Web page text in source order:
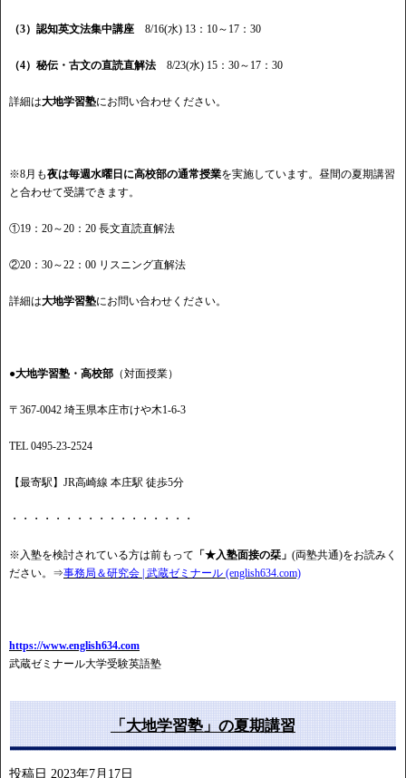
（3）認知英文法集中講座 8/16(水) 13：10～17：30
（4）秘伝・古文の直読直解法 8/23(水) 15：30～17：30
詳細は大地学習塾にお問い合わせください。
※8月も夜は毎週水曜日に高校部の通常授業を実施しています。昼間の夏期講習
と合わせて受講できます。
①19：20～20：20 長文直読直解法
②20：30～22：00 リスニング直解法
詳細は大地学習塾にお問い合わせください。
●大地学習塾・高校部 （対面授業）
〒367-0042 埼玉県本庄市けや木1-6-3
TEL 0495-23-2524
【最寄駅】JR高崎線 本庄駅 徒歩5分
・・・・・・・・・・・・・・・・・
※入塾を検討されている方は前もって 「★入塾面接の栞」 (両塾共通)をお読みく
ださい。⇒事務局＆研究会 | 武蔵ゼミナール (english634.com)
https://www.english634.com
武蔵ゼミナール大学受験英語塾
「大地学習塾」の夏期講習
投稿日 2023年7月17日